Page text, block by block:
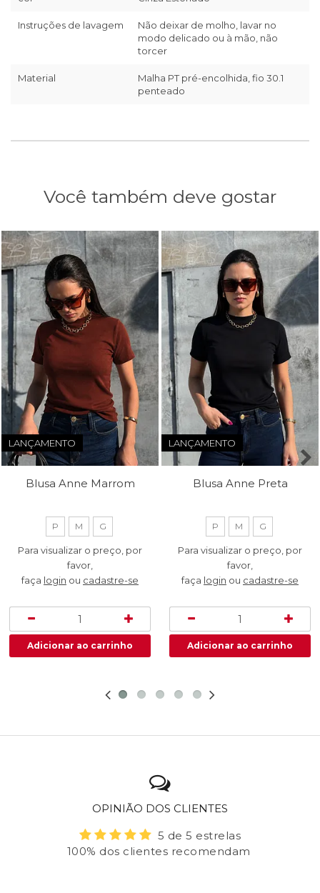
Instruções de lavagem
Não deixar de molho, lavar no
modo delicado ou à mão, não
torcer
Material
Malha PT pré-encolhida, fio 30.1
penteado
Você também deve gostar
LANÇAMENTO
Blusa Anne Marrom
P M G
Para visualizar o preço, por
favor,
faça login ou cadastre-se
LANÇAMENTO
Blusa Anne Preta
P M G
Para visualizar o preço, por
favor,
faça login ou cadastre-se
OPINIÃO DOS CLIENTES
5 de 5 estrelas
100% dos clientes recomendam